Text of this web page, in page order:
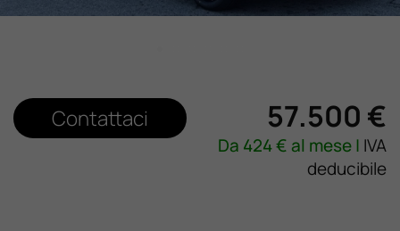
Contattaci
Contattaci 57.500 €
Da 424€ al mese | IVA
deducibile